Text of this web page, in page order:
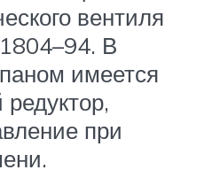
вентиля
В
имеется
при